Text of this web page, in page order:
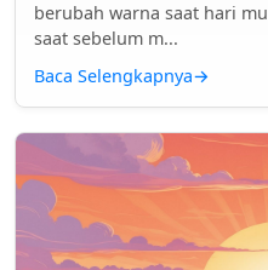
berubah warna saat hari
saat sebelum m...
Baca Selengkapnya→